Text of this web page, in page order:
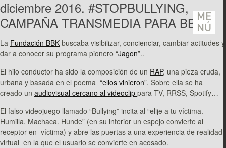
ME
NÚ
diciembre 2016. #STOPBULLYING,
CAMPAÑA TRANSMEDIA PARA BBK.
La Fundación BBK buscaba visibilizar, concienciar, cambiar actitudes y
dar a conocer su programa pionero “Jagon”..
El hilo conductor ha sido la composición de un RAP, una pieza cruda,
urbana y basada en el poema “ellos vinieron”. Sobre ella se ha
creado un audiovisual cercano al videoclip para TV, RRSS, Spotify…
El falso videojuego llamado “Bullying” incita al “elije a tu víctima.
Humilla. Machaca. Hunde” (en su interior un espejo convierte al
receptor en víctima) y abre las puertas a una experiencia de realidad
virtual en la que el usuario se convierte en acosado.